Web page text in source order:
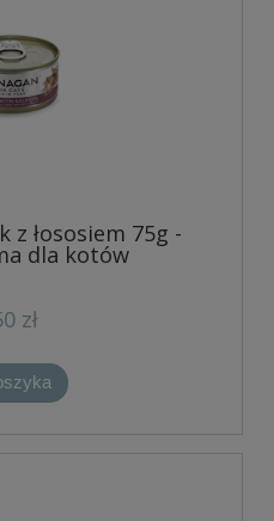
z łososiem 75g -
dla kotów
zł